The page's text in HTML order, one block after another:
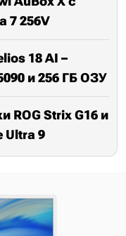
7 256V
18 AI –
и 256 ГБ ОЗУ
ROG Strix G16 и
Ultra 9